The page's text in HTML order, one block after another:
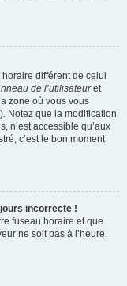
horaire différent de celui
de l’utilisateuret
zone où vous vous
Notez que la modification
n’est accessible qu’aux
c’est le bon moment
incorrecte !
fuseau horaire et que
ne soit pas à l’heure.